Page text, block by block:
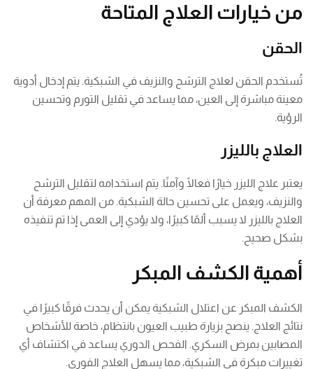
من خيارات العلاج المتاحة
الحقن
تُستخدم الحقن لعلاج الترشح والنزيف في الشبكية. يتم إدخال أدوية
معينة مباشرة إلى العين، مما يساعد في تقليل التورم وتحسين
الرؤية.
العلاج بالليزر
يعتبر علاج الليزر خيارًا فعالًا وآمنًا. يتم استخدامه لتقليل الترشح
والنزيف، ويعمل على تحسين حالة الشبكية. من المهم معرفة أن
العلاج بالليزر لا يسبب ألمًا كبيرًا، ولا يؤدي إلى العمى إذا تم تنفيذه
بشكل صحيح.
أهمية الكشف المبكر
الكشف المبكر عن اعتلال الشبكية يمكن أن يحدث فرقًا كبيرًا في
نتائج العلاج. ينصح بزيارة طبيب العيون بانتظام، خاصة للأشخاص
المصابين بمرض السكري. الفحص الدوري يساعد في اكتشاف أي
تغييرات مبكرة في الشبكية، مما يسهل العلاج الفوري.